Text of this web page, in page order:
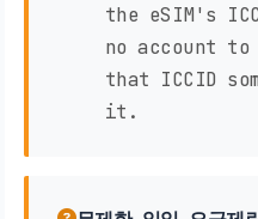
the eSIM's
no account
that ICCID
it.